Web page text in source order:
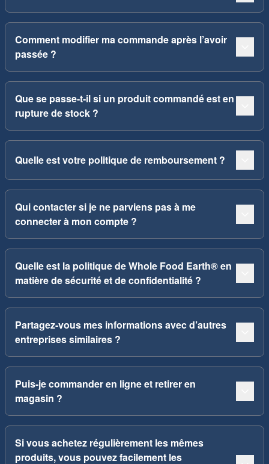
Comment modifier ma commande après l’avoir
passée ?
Que se passe-t-il si un produit commandé est en
rupture de stock ?
Quelle est votre politique de remboursement ?
Qui contacter si je ne parviens pas à me
connecter à mon compte ?
Quelle est la politique de Whole Food Earth® en
matière de sécurité et de confidentialité ?
Partagez-vous mes informations avec d’autres
entreprises similaires ?
Puis-je commander en ligne et retirer en
magasin ?
Si vous achetez régulièrement les mêmes
produits, vous pouvez facilement les